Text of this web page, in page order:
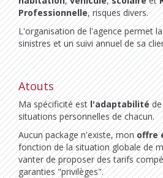
Professionnelle, risques divers.
L'organisation de l'agence permet
sinistres et un suivi annuel de sa
Atouts
Ma spécificité estl'adaptabilitéde
situations personnelles de chacun.
Aucun package n'existe, monoffre
fonction de la situation globale de
vanter de proposer des tarifs
garanties "privilèges".